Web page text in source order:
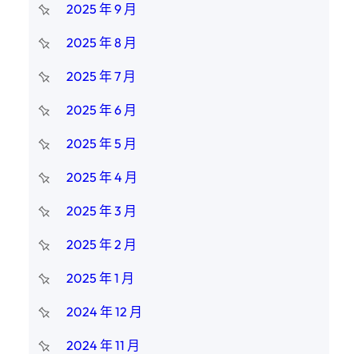
2025 年 9 月
2025 年 8 月
2025 年 7 月
2025 年 6 月
2025 年 5 月
2025 年 4 月
2025 年 3 月
2025 年 2 月
2025 年 1 月
2024 年 12 月
2024 年 11 月